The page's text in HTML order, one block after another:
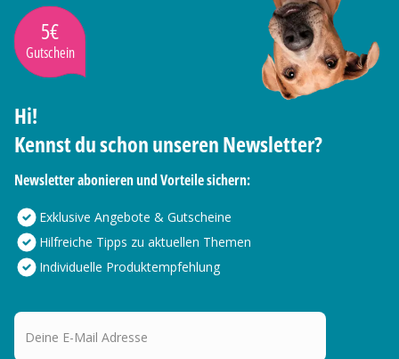
5€
Gutschein
Hi!
Kennst du schon unseren Newsletter?
Newsletter abonieren und Vorteile sichern:
Exklusive Angebote & Gutscheine
Hilfreiche Tipps zu aktuellen Themen
Individuelle Produktempfehlung
Deine E-Mail Adresse